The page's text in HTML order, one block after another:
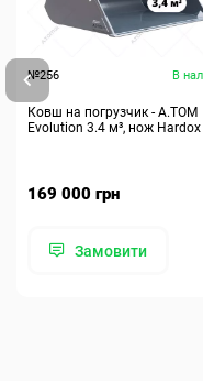
№256 В
Ковш на погрузчик - A.TOM
Evolution 3.4 м³, нож Hardox
169 000 грн
Замовити